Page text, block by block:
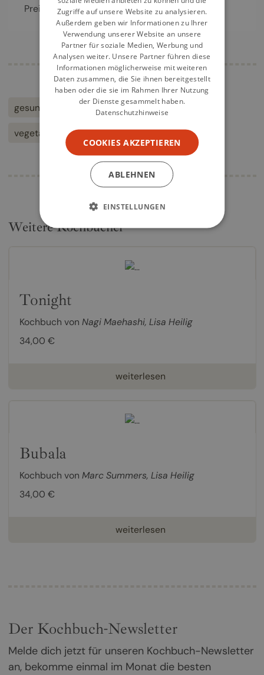
Preis 16,90€
gesunde Rezepte Schnelle Küche
vegetarische Küche
Weitere Kochbücher
Tonight
Kochbuch von Nagi Maehashi, Lisa Heilig
34,00 €
weiterlesen
Bubala
Kochbuch von Marc Summers, Lisa Heilig
34,00 €
weiterlesen
Der Kochbuch-Newsletter
Melde dich jetzt für unseren Kochbuch-Newsletter
an, bekomme einmal im Monat die besten
Zugriffe auf unsere Website zu analysieren.
Außerdem geben wir Informationen zu Ihrer
Verwendung unserer Website an unsere
Partner für soziale Medien, Werbung und
Analysen weiter. Unsere Partner führen diese
Informationen möglicherweise mit weiteren
Daten zusammen, die Sie ihnen bereitgestellt
haben oder die sie im Rahmen Ihrer Nutzung
der Dienste gesammelt haben.
Datenschutzhinweise
COOKIES AKZEPTIEREN
ABLEHNEN
EINSTELLUNGEN